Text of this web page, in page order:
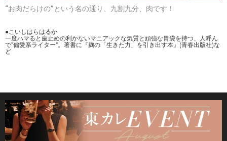
“お肉だらけの”という名の通り、九割九分、肉です！
●こいしはらはるか
一度ハマると歯止めの利かないマニアックな気質と頑強な胃袋を持つ、人呼ん
で"偏愛系ライター"。著書に『麹の「生きた力」を引き出す本』(青春出版社)な
ど